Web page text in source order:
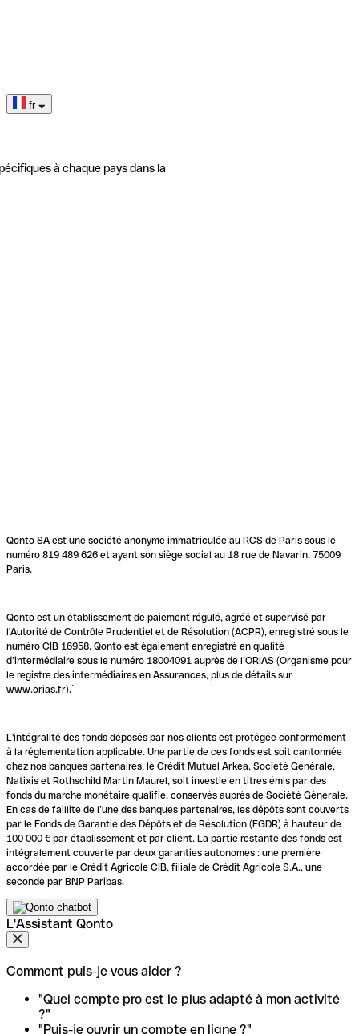
fr
à chaque pays dans la
Qonto SA est une société anonyme immatriculée au RCS de Paris sous le
numéro 819 489 626 et ayant son siège social au 18 rue de Navarin, 75009
Paris.
Qonto est un établissement de paiement régulé, agréé et supervisé par
l'Autorité de Contrôle Prudentiel et de Résolution (ACPR), enregistré sous le
numéro CIB 16958. Qonto est également enregistré en qualité
d’intermédiaire sous le numéro 18004091 auprès de l’ORIAS (Organisme pour
le registre des intermédiaires en Assurances, plus de détails sur
www.orias.fr).`
L'intégralité des fonds déposés par nos clients est protégée conformément
à la réglementation applicable. Une partie de ces fonds est soit cantonnée
chez nos banques partenaires, le Crédit Mutuel Arkéa, Société Générale,
Natixis et Rothschild Martin Maurel, soit investie en titres émis par des
fonds du marché monétaire qualifié, conservés auprès de Société Générale.
En cas de faillite de l’une des banques partenaires, les dépôts sont couverts
par le Fonds de Garantie des Dépôts et de Résolution (FGDR) à hauteur de
100 000 € par établissement et par client. La partie restante des fonds est
intégralement couverte par deux garanties autonomes : une première
accordée par le Crédit Agricole CIB, filiale de Crédit Agricole S.A., une
seconde par BNP Paribas.
L'Assistant Qonto
Comment puis-je vous aider ?
"Quel compte pro est le plus adapté à mon activité
?"
"Puis-je ouvrir un compte en ligne ?"